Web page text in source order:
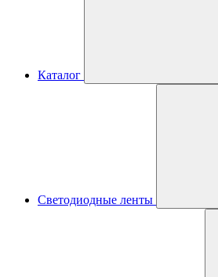
Каталог
Светодиодные ленты